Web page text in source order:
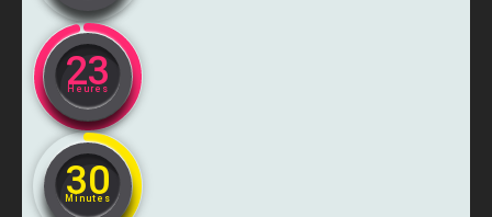
23
Heures
30
Minutes